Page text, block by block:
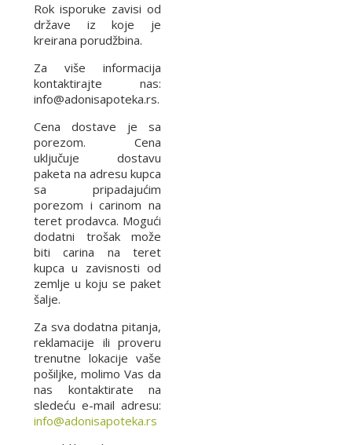
Rok isporuke zavisi od
države iz koje je
kreirana porudžbina.
Za više informacija
kontaktirajte nas:
info@adonisapoteka.rs.
Cena dostave je sa
porezom. Cena
uključuje dostavu
paketa na adresu kupca
sa pripadajućim
porezom i carinom na
teret prodavca. Mogući
dodatni trošak može
biti carina na teret
kupca u zavisnosti od
zemlje u koju se paket
šalje.
Za sva dodatna pitanja,
reklamacije ili proveru
trenutne lokacije vaše
pošiljke, molimo Vas da
nas kontaktirate na
sledeću e-mail adresu:
info@adonisapoteka.rs